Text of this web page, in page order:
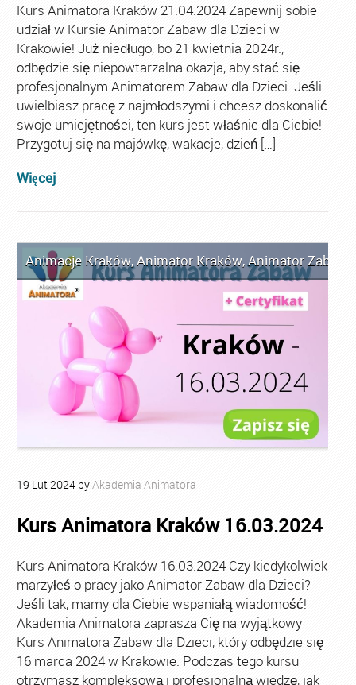
Kurs Animatora Kraków 21.04.2024 Zapewnij sobie
udział w Kursie Animator Zabaw dla Dzieci w
Krakowie! Już niedługo, bo 21 kwietnia 2024r.,
odbędzie się niepowtarzalna okazja, aby stać się
profesjonalnym Animatorem Zabaw dla Dzieci. Jeśli
uwielbiasz pracę z najmłodszymi i chcesz doskonalić
swoje umiejętności, ten kurs jest właśnie dla Ciebie!
Przygotuj się na majówkę, wakacje, dzień […]
Więcej
Animacje Kraków,Animator Kraków,Animator Zabaw
19 Lut2024 byAkademia Animatora
Kurs Animatora Kraków 16.03.2024
Kurs Animatora Kraków 16.03.2024 Czy kiedykolwiek
marzyłeś o pracy jako Animator Zabaw dla Dzieci?
Jeśli tak, mamy dla Ciebie wspaniałą wiadomość!
Akademia Animatora zaprasza Cię na wyjątkowy
Kurs Animatora Zabaw dla Dzieci, który odbędzie się
16 marca 2024 w Krakowie. Podczas tego kursu
otrzymasz kompleksową i profesjonalną wiedzę, jak